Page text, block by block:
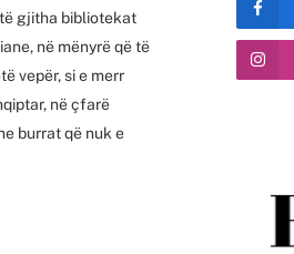
gjitha bibliotekat
në mënyrë që të
vepër, si e merr
në çfarë
burrat që nuk e